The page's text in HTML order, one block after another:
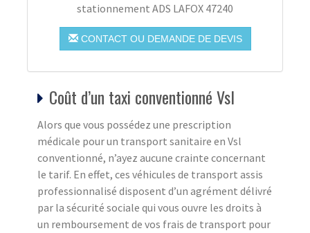
stationnement ADS LAFOX 47240
CONTACT OU DEMANDE DE DEVIS
Coût d’un taxi conventionné Vsl
Alors que vous possédez une prescription
médicale pour un transport sanitaire en Vsl
conventionné, n’ayez aucune crainte concernant
le tarif. En effet, ces véhicules de transport assis
professionnalisé disposent d’un agrément délivré
par la sécurité sociale qui vous ouvre les droits à
un remboursement de vos frais de transport pour